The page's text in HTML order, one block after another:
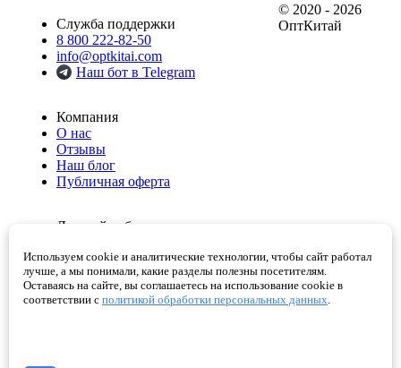
Служба поддержки
8 800 222-82-50
info@optkitai.com
Наш бот в Telegram
Компания
О нас
Отзывы
Наш блог
Публичная оферта
Личный кабинет
Избранное
Корзина
Проверенные поставщики
© 2020 - 2026
ОптКитай
Используем cookie и аналитические технологии, чтобы сайт работал
лучше, а мы понимали, какие разделы полезны посетителям.
Оставаясь на сайте, вы соглашаетесь на использование cookie в
соответствии с политикой обработки персональных данных.